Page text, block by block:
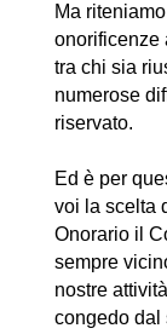
Ma
onorificenze
tra chi sia
numerose
riservato.
Ed è per
voi la scelta
Onorario il
sempre
nostre
congedo dal